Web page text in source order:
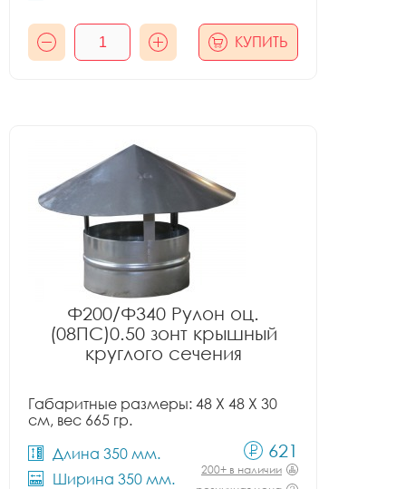
КУПИТЬ
Ф200/Ф340 Рулон оц.
(08ПС)0.50 зонт крышный
круглого сечения
Габаритные размеры: 48 X 48 X 30
см, вес 665 гр.
Длина 350 мм.
Ширина 350 мм.
621
200+ в наличии